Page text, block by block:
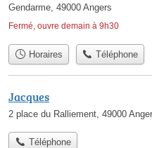
Gendarme, 49000 Angers
Fermé, ouvre demain à 9h30
Horaires Téléphone
Jacques
2 place du Ralliement, 49000
Téléphone